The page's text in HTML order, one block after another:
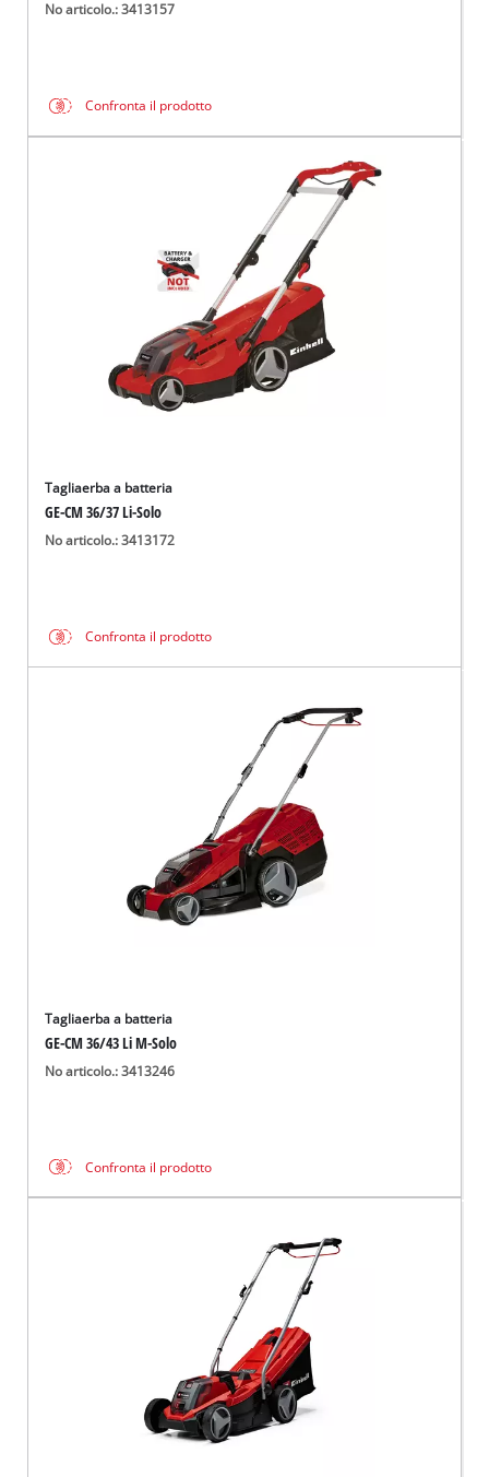
No articolo.: 3413157
Confronta il prodotto
Tagliaerba a batteria
GE-CM 36/37 Li-Solo
No articolo.: 3413172
Confronta il prodotto
Tagliaerba a batteria
GE-CM 36/43 Li M-Solo
No articolo.: 3413246
Confronta il prodotto